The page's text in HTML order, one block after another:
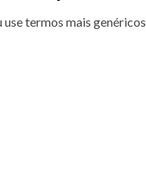
termos mais genéricos